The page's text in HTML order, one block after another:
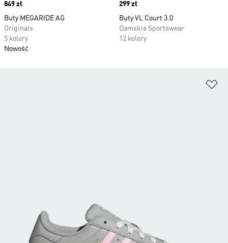
Price
849 zł
Buty MEGARIDE AG
Originals
5 kolory
Nowość
Price
299 zł
Buty VL Court 3.0
Damskie Sportswear
12 kolory